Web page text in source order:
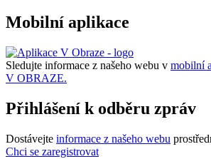
Mobilní aplikace
Sledujte informace z našeho webu v mobilní
V OBRAZE.
Přihlášení k odběru zpráv
Dostávejte informace z našeho webu
Chci se zaregistrovat